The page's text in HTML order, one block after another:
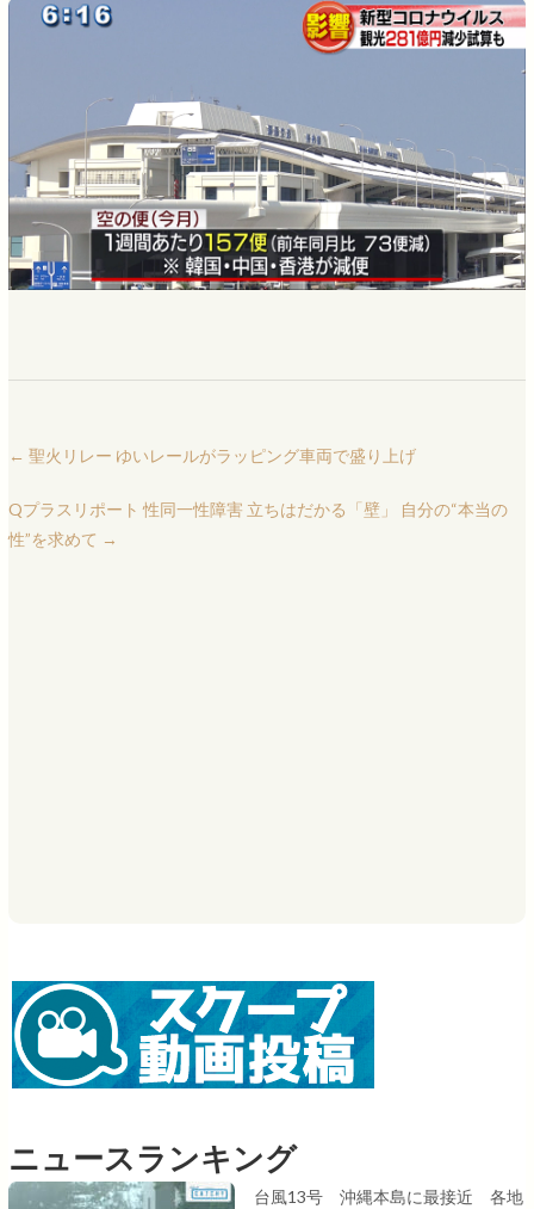
← 聖火リレー ゆいレールがラッピング車両で盛り上げ
Qプラスリポート 性同一性障害 立ちはだかる「壁」 自分の“本当の
性”を求めて →
ニュースランキング
台風13号 沖縄本島に最接近 各地